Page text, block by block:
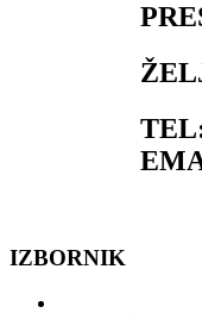
IZBORNIK